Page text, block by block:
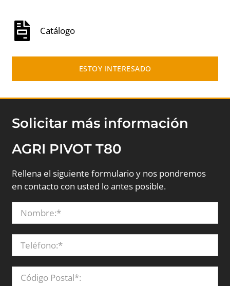
Catálogo
ESTOY INTERESADO
Solicitar más información
AGRI PIVOT T80
Rellena el siguiente formulario y nos pondremos
en contacto con usted lo antes posible.